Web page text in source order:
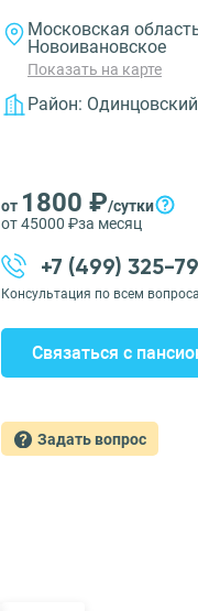
Московская
Новоивановское
Показать на карте
Район: Одинцовский
от 1800 ₽/сутки
от 45000 ₽за месяц
+7 (499) 325-
Консультация по всем
Связаться с
Задать вопрос